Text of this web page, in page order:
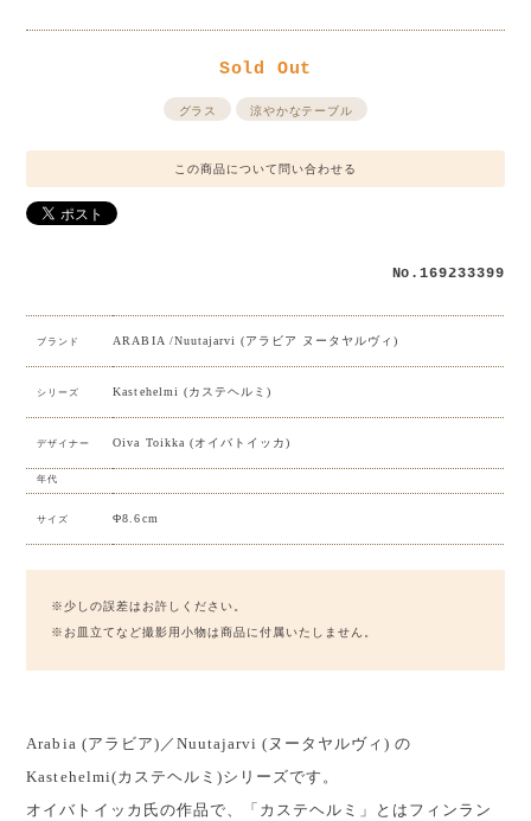
Sold Out
グラス 涼やかなテーブル
この商品について問い合わせる
No.169233399
ブランド ARABIA /Nuutajarvi (アラビア ヌータヤルヴィ)
シリーズ Kastehelmi (カステヘルミ)
デザイナー Oiva Toikka (オイバトイッカ)
年代
サイズ Φ8.6cm
※少しの誤差はお許しください。
※お皿立てなど撮影用小物は商品に付属いたしません。
Arabia (アラビア)／Nuutajarvi (ヌータヤルヴィ) の
Kastehelmi(カステヘルミ)シリーズです。
オイバトイッカ氏の作品で、「カステヘルミ」とはフィンラン